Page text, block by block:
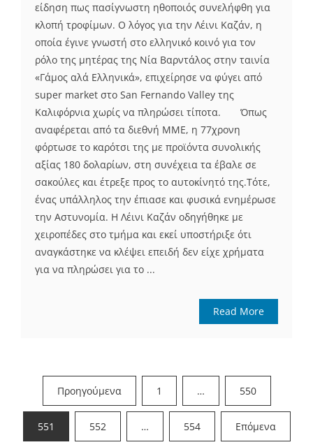
είδηση πως πασίγνωστη ηθοποιός συνελήφθη για
κλοπή τροφίμων. Ο λόγος για την Λέινι Καζάν, η
οποία έγινε γνωστή στο ελληνικό κοινό για τον
ρόλο της μητέρας της Νία Βαρντάλος στην ταινία
«Γάμος αλά Ελληνικά», επιχείρησε να φύγει από
super market στο San Fernando Valley της
Καλιφόρνια χωρίς να πληρώσει τίποτα. Όπως
αναφέρεται από τα διεθνή ΜΜΕ, η 77χρονη
φόρτωσε το καρότσι της με προϊόντα συνολικής
αξίας 180 δολαρίων, στη συνέχεια τα έβαλε σε
σακούλες και έτρεξε προς το αυτοκίνητό της.Τότε,
ένας υπάλληλος την έπιασε και φυσικά ενημέρωσε
την Αστυνομία. Η Λέινι Καζάν οδηγήθηκε με
χειροπέδες στο τμήμα και εκεί υποστήριξε ότι
αναγκάστηκε να κλέψει επειδή δεν είχε χρήματα
για να πληρώσει για το ...
Read More
Σελιδοποίηση
άρθρων
Προηγούμενα 1 … 550
551 552 … 554 Επόμενα